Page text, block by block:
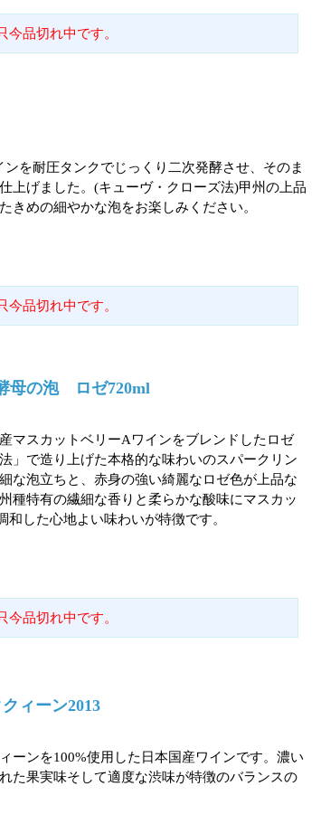
今品切れ中です。
を耐圧タンクでじっくり二次発酵させ、そのま
上げました。(キューヴ・クローズ法)甲州の上品
きめの細やかな泡をお楽しみください。
今品切れ中です。
母の泡 ロゼ720ml
マスカットベリーAワインをブレンドしたロゼ
」で造り上げた本格的な味わいのスパークリン
な泡立ちと、赤身の強い綺麗なロゼ色が上品な
種特有の繊細な香りと柔らかな酸味にマスカッ
和した心地よい味わいが特徴です。
今品切れ中です。
ィーン2013
ーンを100%使用した日本国産ワインです。濃い
た果実味そして適度な渋味が特徴のバランスの